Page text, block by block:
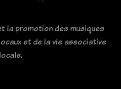
la promotion des musiques
et de la vie associative
locale.